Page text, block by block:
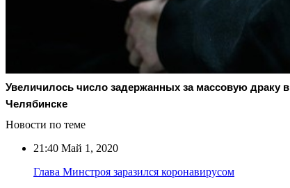
Увеличилось число задержанных за массовую драку в
Челябинске
Новости по теме
21:40 Май 1, 2020
Глава Минстроя заразился коронавирусом